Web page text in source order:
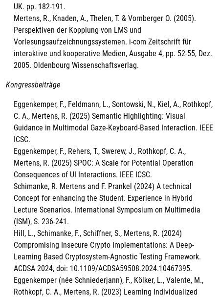
UK. pp. 182-191.
Mertens, R., Knaden, A., Thelen, T. & Vornberger O. (2005).
Perspektiven der Kopplung von LMS und
Vorlesungsaufzeichnungssystemen. i-com Zeitschrift für
interaktive und kooperative Medien, Ausgabe 4, pp. 52-55, Dez.
2005. Oldenbourg Wissenschaftsverlag.
Kongressbeiträge
Eggenkemper, F., Feldmann, L., Sontowski, N., Kiel, A., Rothkopf,
C. A., Mertens, R. (2025) Semantic Highlighting: Visual
Guidance in Multimodal Gaze-Keyboard-Based Interaction. IEEE
ICSC.
Eggenkemper, F., Rehers, T., Swerew, J., Rothkopf, C. A.,
Mertens, R. (2025) SPOC: A Scale for Potential Operation
Consequences of UI Interactions. IEEE ICSC.
Schimanke, R. Mertens and F. Prankel (2024) A technical
Concept for enhancing the Student. Experience in Hybrid
Lecture Scenarios. International Symposium on Multimedia
(ISM), S. 236-241.
Hill, L., Schimanke, F., Schiffner, S., Mertens, R. (2024)
Compromising Insecure Crypto Implementations: A Deep-
Learning Based Cryptosystem-Agnostic Testing Framework.
ACDSA 2024, doi: 10.1109/ACDSA59508.2024.10467395.
Eggenkemper (née Schniederjann), F., Kölker, L., Valente, M.,
Rothkopf, C. A., Mertens, R. (2023) Learning Individualized